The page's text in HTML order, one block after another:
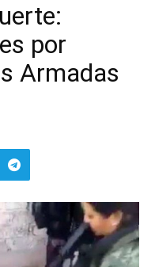
por
Armadas